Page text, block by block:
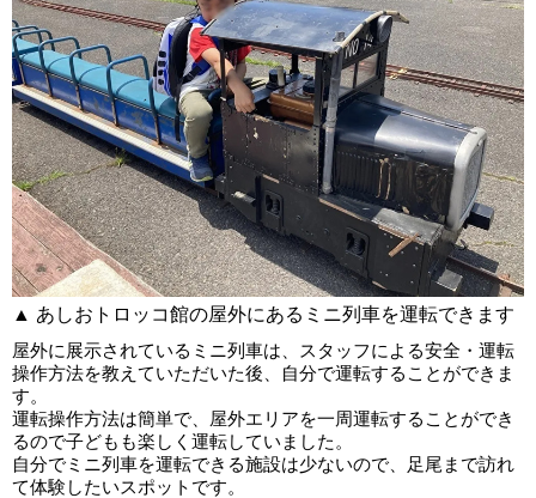
▲ あしおトロッコ館の屋外にあるミニ列車を運転できます
屋外に展示されているミニ列車は、スタッフによる安全・運転
操作方法を教えていただいた後、自分で運転することができま
す。
運転操作方法は簡単で、屋外エリアを一周運転することができ
るので子どもも楽しく運転していました。
自分でミニ列車を運転できる施設は少ないので、足尾まで訪れ
て体験したいスポットです。